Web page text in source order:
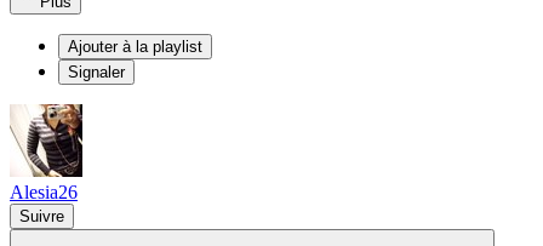
Ajouter à la playlist
Signaler
Alesia26
Suivre